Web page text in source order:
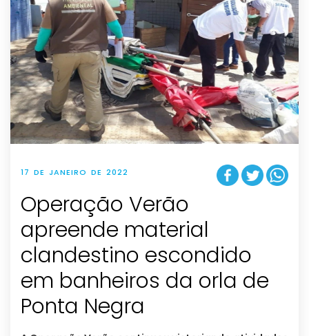
17 DE JANEIRO DE 2022
Operação Verão
apreende material
clandestino escondido
em banheiros da orla de
Ponta Negra